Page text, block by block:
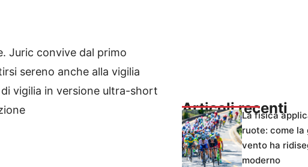
Juric convive dal primo
sereno anche alla vigilia
vigilia in versione ultra-short
Articoli recenti
La fisica
ruote: come la
vento ha
moderno